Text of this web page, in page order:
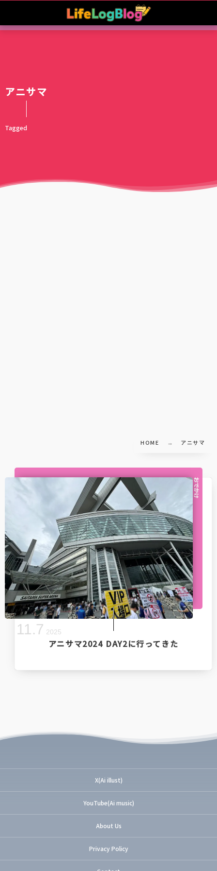
アニサマ
Tagged
HOME アニサマ
おでかけ
アニサマ2024 DAY2に行ってきた
11 .7 2025
X(Ai illust)
YouTube(Ai music)
About Us
Privacy Policy